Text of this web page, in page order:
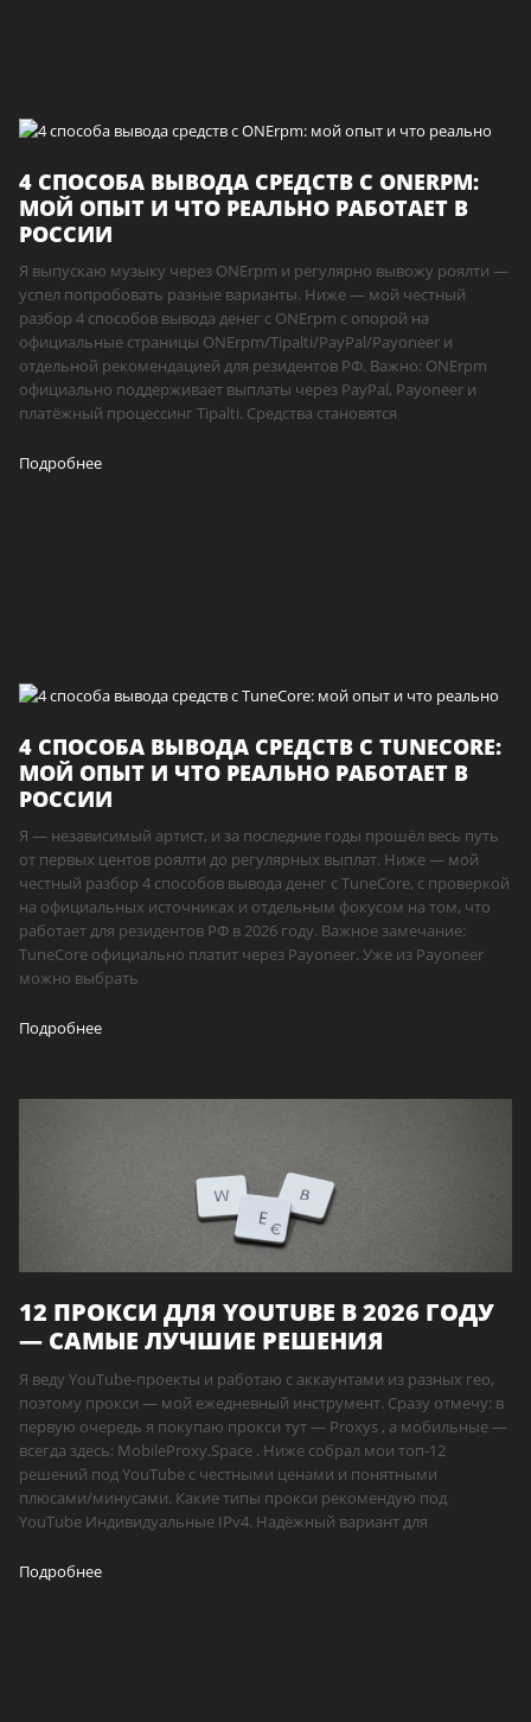
4 СПОСОБА ВЫВОДА СРЕДСТВ С ONERPM:
МОЙ ОПЫТ И ЧТО РЕАЛЬНО РАБОТАЕТ В
РОССИИ
Я выпускаю музыку через ONErpm и регулярно вывожу роялти —
успел попробовать разные варианты. Ниже — мой честный
разбор 4 способов вывода денег с ONErpm с опорой на
официальные страницы ONErpm/Tipalti/PayPal/Payoneer и
отдельной рекомендацией для резидентов РФ. Важно: ONErpm
официально поддерживает выплаты через PayPal, Payoneer и
платёжный процессинг Tipalti. Средства становятся
Подробнее
4 СПОСОБА ВЫВОДА СРЕДСТВ С TUNECORE:
МОЙ ОПЫТ И ЧТО РЕАЛЬНО РАБОТАЕТ В
РОССИИ
Я — независимый артист, и за последние годы прошёл весь путь
от первых центов роялти до регулярных выплат. Ниже — мой
честный разбор 4 способов вывода денег с TuneCore, с проверкой
на официальных источниках и отдельным фокусом на том, что
работает для резидентов РФ в 2026 году. Важное замечание:
TuneCore официально платит через Payoneer. Уже из Payoneer
можно выбрать
Подробнее
12 ПРОКСИ ДЛЯ YOUTUBE В 2026 ГОДУ
— САМЫЕ ЛУЧШИЕ РЕШЕНИЯ
Я веду YouTube-проекты и работаю с аккаунтами из разных гео,
поэтому прокси — мой ежедневный инструмент. Сразу отмечу: в
первую очередь я покупаю прокси тут — Proxys , а мобильные —
всегда здесь: MobileProxy.Space . Ниже собрал мои топ-12
решений под YouTube с честными ценами и понятными
плюсами/минусами. Какие типы прокси рекомендую под
YouTube Индивидуальные IPv4. Надёжный вариант для
Подробнее